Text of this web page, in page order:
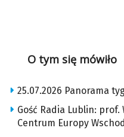
O tym się mówiło
25.07.2026 Panorama
Gość Radia Lublin:
Centrum Europy